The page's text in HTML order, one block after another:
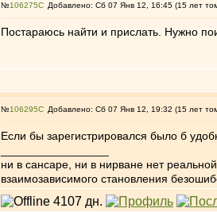
№106275 Добавлено: Сб 07 Янв 12, 16:45 (15 лет
Постараюсь найти и прислать. Нужно
№106295 Добавлено: Сб 07 Янв 12, 19:32 (15 лет
Если бы зарегистрировался было б
ни в сансаре, ни в нирване нет
взаимозависимого становления